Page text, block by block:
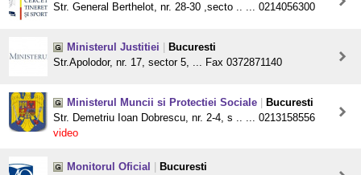
Str. General Berthelot, nr. 28-30 ,secto .. ... 0214056300
Ministerul Justitiei
Bucuresti
Str.Apolodor, nr. 17, sector 5, ... Fax 0372871140
Ministerul Muncii si Protectiei Sociale
Bucuresti
Str. Demetriu Ioan Dobrescu, nr. 2-4, s .. ... 0213158556
video
Monitorul Oficial
Bucuresti